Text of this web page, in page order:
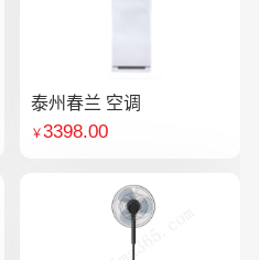
泰州春兰 空调
￥3398.00